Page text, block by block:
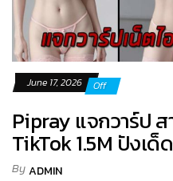
June 17, 2026 Off
Pipray แจกวาร์ป ส
TikTok 1.5M ปังเด็
ByADMIN